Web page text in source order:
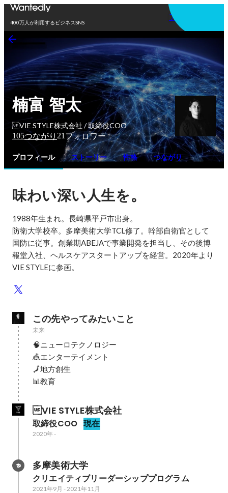
400万人が利用するビジネスSNS
アプリを使う
楠富 智太
VIE STYLE株式会社 / 取締役COO
105つながり 21 フォロワー
プロフィール ストーリー 性格 つながり
味わい深い人生を。
1988年生まれ。長崎県平戸市出身。
防衛大学校卒。多摩美術大学TCL修了。幹部自衛官として
国防に従事。創業期ABEJAで事業開発を担当し、その後博
報堂入社、ヘルスケアスタートアップを経営。2020年より
VIE STYLEに参画。
この先やってみたいこと
未来
🧠ニューロテクノロジー
🎪エンターテイメント
🗾地方創生
📊教育
VIE STYLE株式会社
取締役COO 現在
2020年-
多摩美術大学
クリエイティブリーダーシッププログラム
2021年9月 -2021年11月